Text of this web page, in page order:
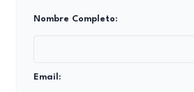
Nombre Completo:
Email: